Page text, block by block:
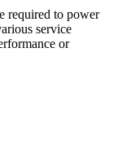
required to power
service
or